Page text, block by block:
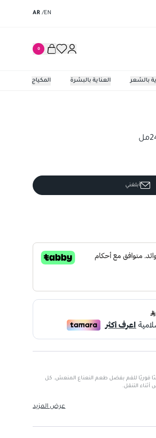
EN
/
AR
0
المكياج العناية بالبشرة بالشعر
أبلغني
النعناع - 24 مل توفر انتعاشًا فوريًا للفم بفضل طعم النعناع المنعش. كل
عرض المزيد